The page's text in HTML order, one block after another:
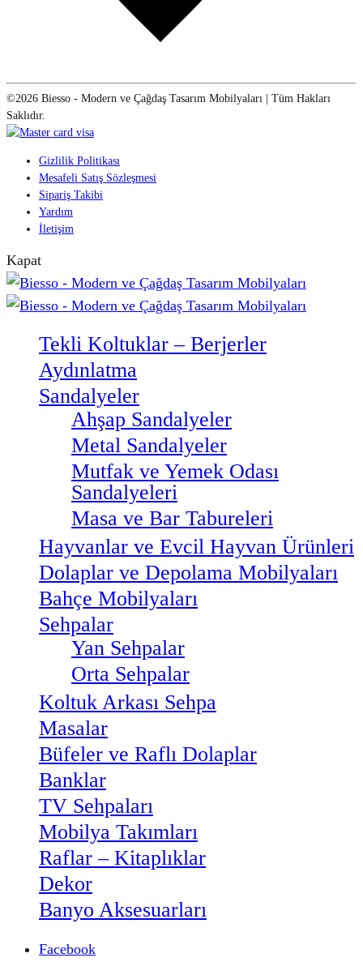
©2026 Biesso - Modern ve Çağdaş Tasarım Mobilyaları | Tüm Hakları
Saklıdır.
Gizlilik Politikası
Mesafeli Satış Sözleşmesi
Sipariş Takibi
Yardım
İletişim
Kapat
Tekli Koltuklar – Berjerler
Aydınlatma
Sandalyeler
Ahşap Sandalyeler
Metal Sandalyeler
Mutfak ve Yemek Odası
Sandalyeleri
Masa ve Bar Tabureleri
Hayvanlar ve Evcil Hayvan Ürünleri
Dolaplar ve Depolama Mobilyaları
Bahçe Mobilyaları
Sehpalar
Yan Sehpalar
Orta Sehpalar
Koltuk Arkası Sehpa
Masalar
Büfeler ve Raflı Dolaplar
Banklar
TV Sehpaları
Mobilya Takımları
Raflar – Kitaplıklar
Dekor
Banyo Aksesuarları
Facebook